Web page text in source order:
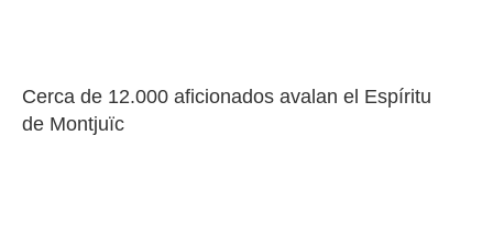
Cerca de 12.000 aficionados avalan el Espíritu
de Montjuïc